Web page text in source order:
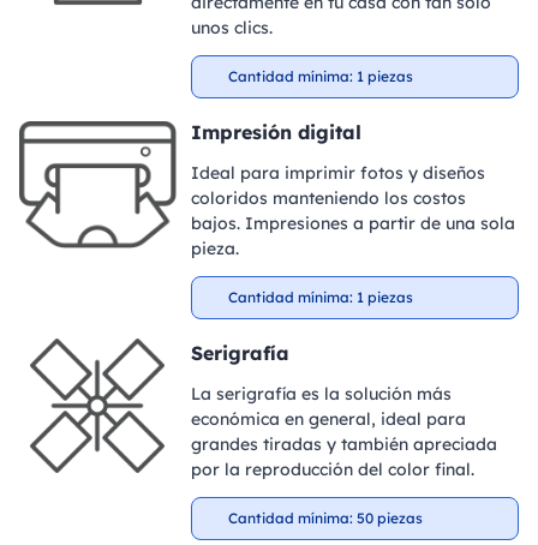
unos clics.
Cantidad mínima: 1 piezas
Impresión digital
Ideal para imprimir fotos y diseños
coloridos manteniendo los costos
bajos. Impresiones a partir de una sola
pieza.
Cantidad mínima: 1 piezas
Serigrafía
La serigrafía es la solución más
económica en general, ideal para
grandes tiradas y también apreciada
por la reproducción del color final.
Cantidad mínima: 50 piezas